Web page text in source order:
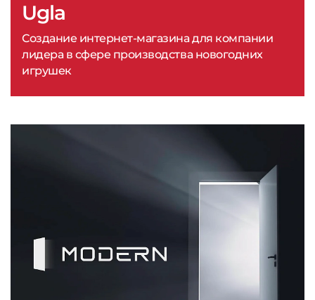
Ugla
Создание интернет-магазина для компании
лидера в сфере производства новогодних
игрушек